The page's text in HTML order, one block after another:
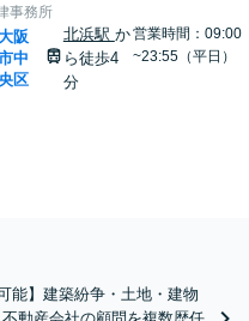
事務所
阪
中
区
北浜駅 か
ら徒歩4
分
営業時間：09:00
~23:55（平日）
能】建築紛争・土地・建物